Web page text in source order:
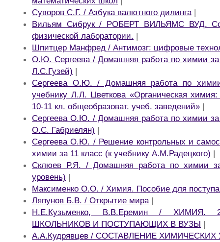
Суворов С.Г. / Азбука валютного дилинга|
Вильям Сибрук / РОБЕРТ ВИЛЬЯМС ВУД.
физической лаборатории. |
Шпитцер Манфред / Антимозг: цифровые
О.Ю. Сергеева / Домашняя работа по химии за
Л.С.Гузей) |
Сергеева О.Ю. / Домашняя работа по
учебнику Л.Л. Цветкова «Органическая
10-11 кл. общеобразоват. учеб. заведений» |
Сергеева О.Ю. / Домашняя работа по химии за
О.С. Габриелян) |
Сергеева О.Ю. / Решение контрольных и
химии за 11 класс (к учебнику А.М.Радецкого) |
Склюев Р.Я. / Домашняя работа по химии
уровень) |
Максименко О.О. / Химия. Пособие для
Ляпунов Б.В. / Открытие мира|
Н.Е.Кузьменко, В.В.Еремин / ХИМИЯ.
ШКОЛЬНИКОВ И ПОСТУПАЮЩИХ В ВУЗЫ |
А.А.Кудрявцев / СОСТАВЛЕНИЕ